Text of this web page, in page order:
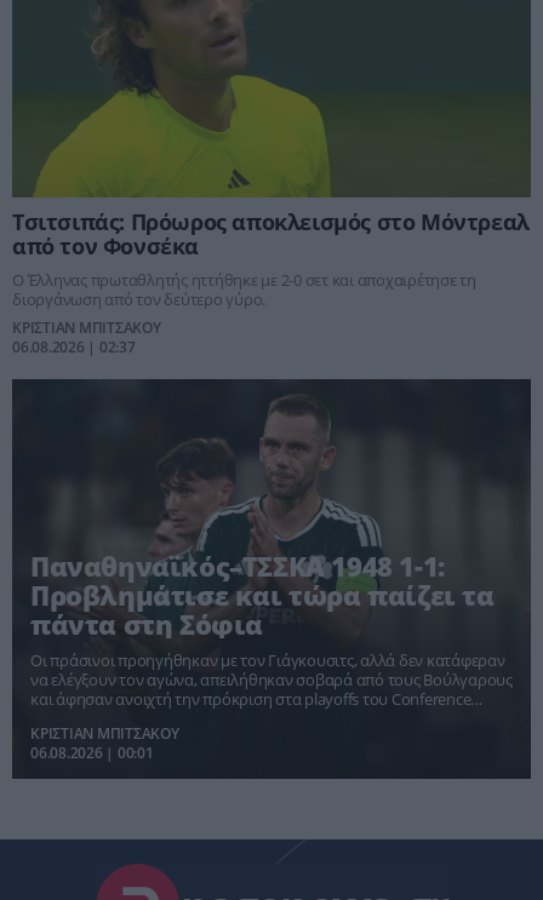
Τσιτσιπάς: Πρόωρος αποκλεισμός στο Μόντρεαλ
από τον Φονσέκα
Ο Έλληνας πρωταθλητής ηττήθηκε με 2-0 σετ και αποχαιρέτησε τη
διοργάνωση από τον δεύτερο γύρο.
ΚΡΙΣΤΙΑΝ ΜΠΙΤΣΑΚΟΥ
06.08.2026 | 02:37
Παναθηναϊκός–ΤΣΣΚΑ 1948 1-1:
Προβλημάτισε και τώρα παίζει τα
πάντα στη Σόφια
Οι πράσινοι προηγήθηκαν με τον Γιάγκουσιτς, αλλά δεν κατάφεραν
να ελέγξουν τον αγώνα, απειλήθηκαν σοβαρά από τους Βούλγαρους
και άφησαν ανοιχτή την πρόκριση στα playoffs του Conference
ΚΡΙΣΤΙΑΝ ΜΠΙΤΣΑΚΟΥ
06.08.2026 | 00:01